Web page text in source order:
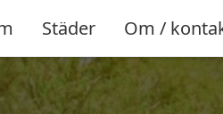
Städer Om /